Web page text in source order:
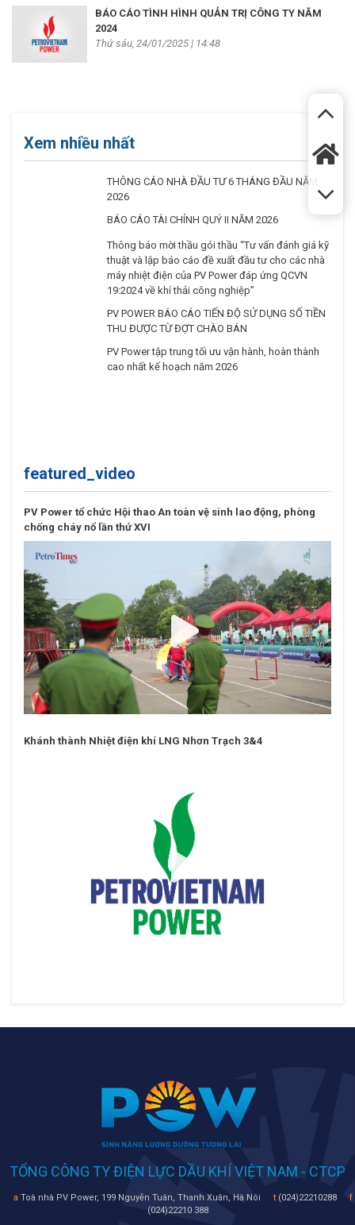
BÁO CÁO TÌNH HÌNH QUẢN TRỊ CÔNG TY NĂM
2024
Thứ sáu, 24/01/2025 | 14:48
Xem nhiều nhất
THÔNG CÁO NHÀ ĐẦU TƯ 6 THÁNG ĐẦU NĂM
2026
BÁO CÁO TÀI CHÍNH QUÝ II NĂM 2026
Thông báo mời thầu gói thầu “Tư vấn đánh giá kỹ
thuật và lập báo cáo đề xuất đầu tư cho các nhà
máy nhiệt điện của PV Power đáp ứng QCVN
19:2024 về khí thải công nghiệp”
PV POWER BÁO CÁO TIẾN ĐỘ SỬ DỤNG SỐ TIỀN
featured_video
PV Power tổ chức Hội thao An toàn vệ sinh lao động, phòng
chống cháy nổ lần thứ XVI
Khánh thành Nhiệt điện khí LNG Nhơn Trạch 3&4